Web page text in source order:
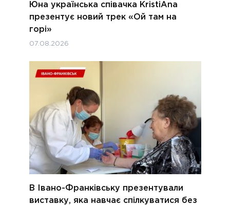
Юна українська співачка KristiAna
презентує новий трек «Ой там на
горі»
07.08.2026
В Івано-Франківську презентували
виставку, яка навчає спілкуватися без